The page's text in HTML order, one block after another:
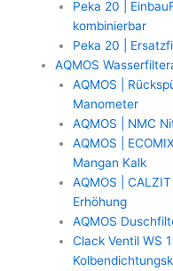
Peka 20 |
kombinierbar
Peka 20 |
AQMOS
AQMOS |
Manometer
AQMOS | NMC
AQMOS |
Mangan Kalk
AQMOS |
Erhöhung
AQMOS
Clack Ventil WS